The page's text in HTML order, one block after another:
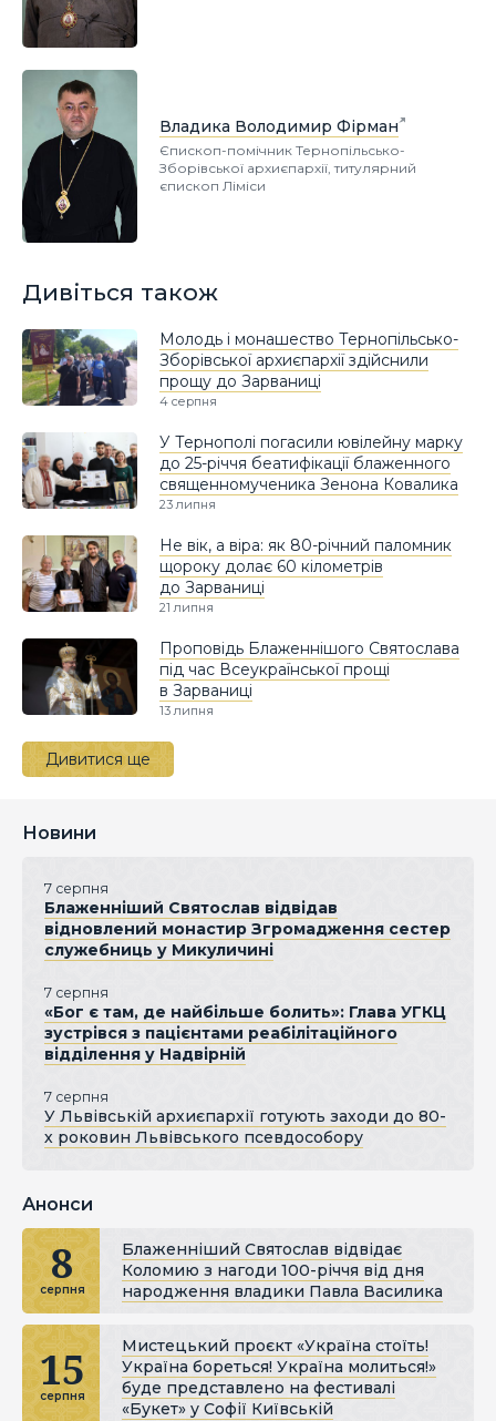
Владика Володимир Фірман
Єпископ-помічник Тернопільсько-
Зборівської архиєпархії, титулярний
єпископ Ліміси
Дивіться також
Молодь і монашество Тернопільсько-
Зборівської архиєпархії здійснили
прощу до Зарваниці
4 серпня
У Тернополі погасили ювілейну марку
до 25-річчя беатифікації блаженного
священномученика Зенона Ковалика
23 липня
Не вік, а віра: як 80-річний паломник
щороку долає 60 кілометрів
до Зарваниці
21 липня
Проповідь Блаженнішого Святослава
під час Всеукраїнської прощі
в Зарваниці
13 липня
Дивитися ще
Новини
7 серпня
Блаженніший Святослав відвідав
відновлений монастир Згромадження сестер
служебниць у Микуличині
7 серпня
«Бог є там, де найбільше болить»: Глава УГКЦ
зустрівся з пацієнтами реабілітаційного
відділення у Надвірній
7 серпня
У Львівській архиєпархії готують заходи до 80-
х роковин Львівського псевдособору
Анонси
8
серпня
Блаженніший Святослав відвідає
Коломию з нагоди 100-річчя від дня
народження владики Павла Василика
15
серпня
Мистецький проєкт «Україна стоїть!
Україна бореться! Україна молиться!»
буде представлено на фестивалі
«Букет» у Софії Київській